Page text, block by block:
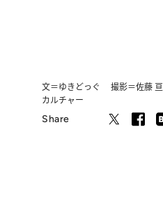
文＝ゆきどっぐ 撮影＝佐藤 亘
カルチャー
Share